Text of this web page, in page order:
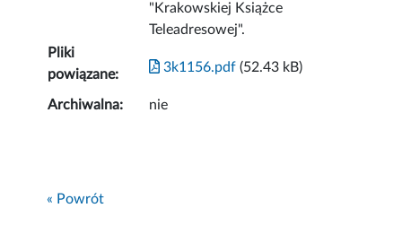
"Krakowskiej Książce
Teleadresowej".
Pliki
powiązane:
3k1156.pdf (52.43 kB)
Archiwalna: nie
« Powrót